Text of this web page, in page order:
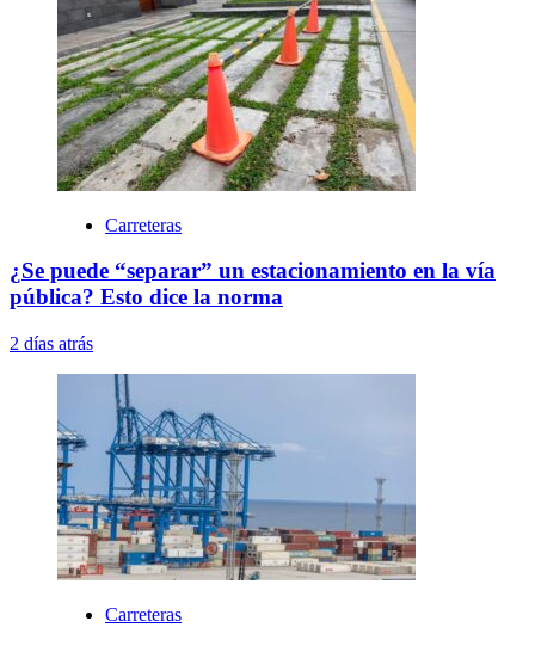
Carreteras
¿Se puede “separar” un estacionamiento en la vía
pública? Esto dice la norma
2 días atrás
Carreteras